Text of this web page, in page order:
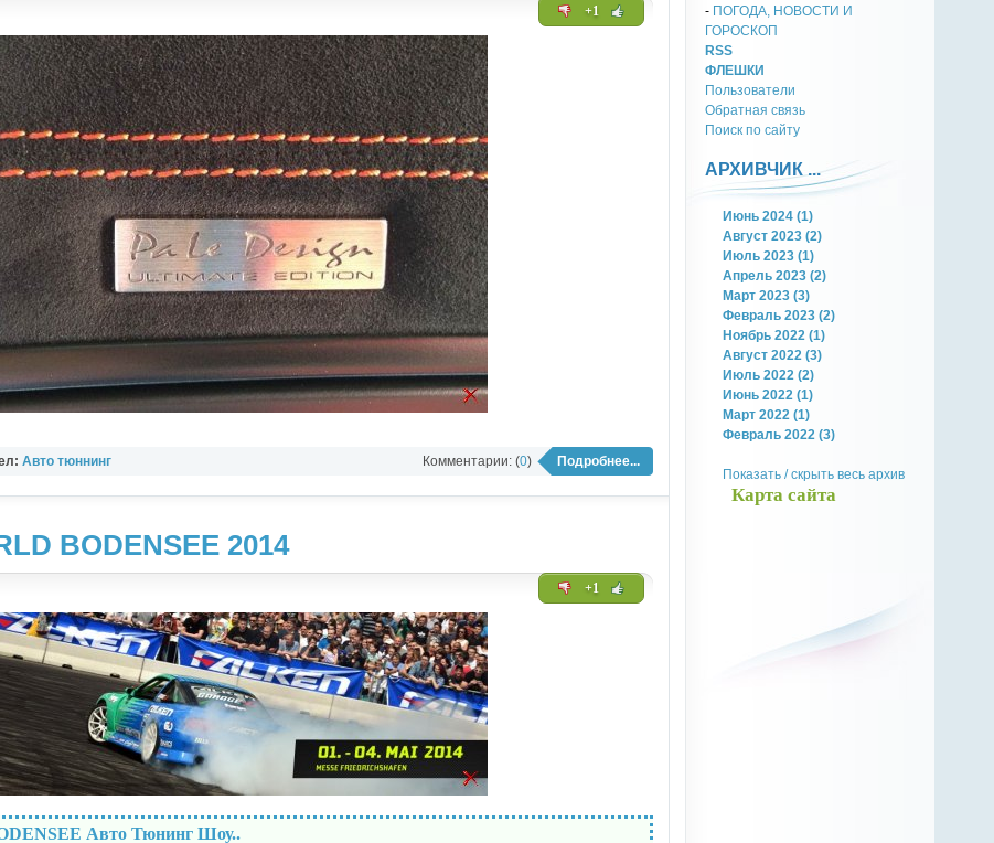
+1
Подробнее...
Комментарии: (0)
Авто тюннинг
BODENSEE 2014
+1
Авто Тюнинг Шоу..
- ПОГОДА, НОВОСТИ И
ГОРОСКОП
RSS
ФЛЕШКИ
Пользователи
Обратная связь
Поиск по сайту
АРХИВЧИК ...
Июнь 2024 (1)
Август 2023 (2)
Июль 2023 (1)
Апрель 2023 (2)
Март 2023 (3)
Февраль 2023 (2)
Ноябрь 2022 (1)
Август 2022 (3)
Июль 2022 (2)
Июнь 2022 (1)
Март 2022 (1)
Февраль 2022 (3)
Показать / скрыть весь архив
Карта сайта